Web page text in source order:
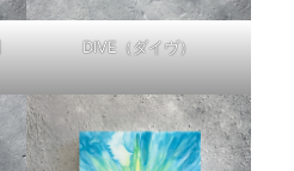
DIVE（ダイヴ）